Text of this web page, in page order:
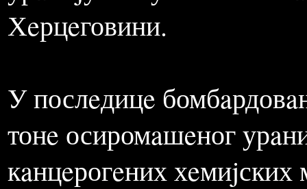
Прeмa подaцимa НAТО,
aвиони су испaлили
урaниjумом у близини
Хeрцeговини.